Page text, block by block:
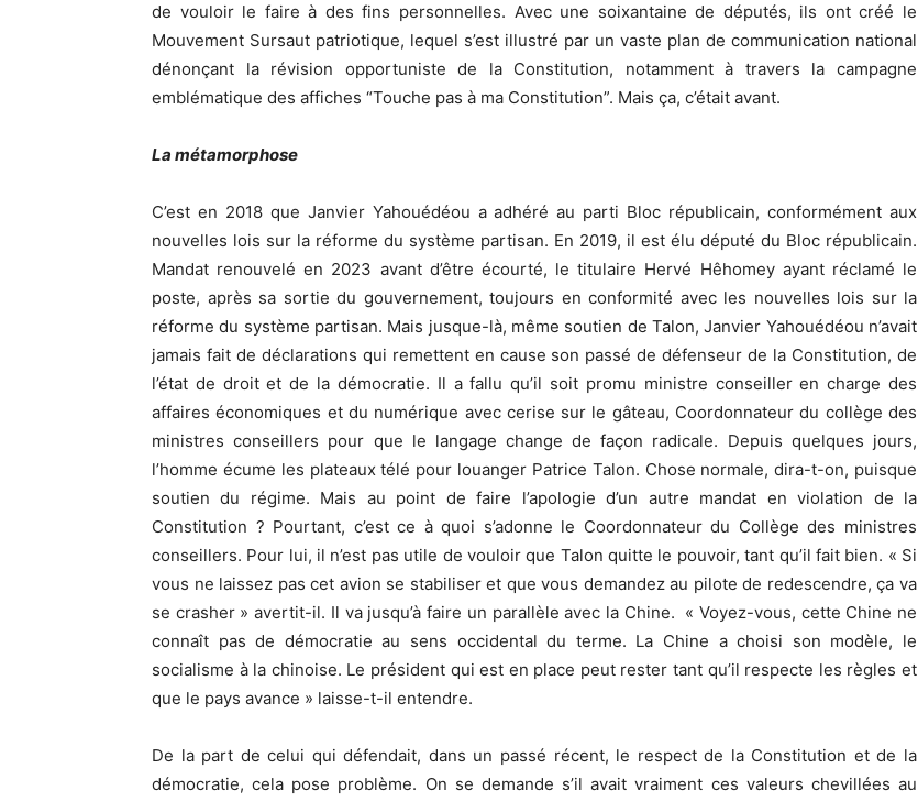
de vouloir le faire à des fins personnelles. Avec une soixantaine de députés, ils ont créé le
Mouvement Sursaut patriotique, lequel s’est illustré par un vaste plan de communication national
dénonçant la révision opportuniste de la Constitution, notamment à travers la campagne
emblématique des affiches “Touche pas à ma Constitution”. Mais ça, c’était avant.
La métamorphose
C’est en 2018 que Janvier Yahouédéou a adhéré au parti Bloc républicain, conformément aux
nouvelles lois sur la réforme du système partisan. En 2019, il est élu député du Bloc républicain.
Mandat renouvelé en 2023 avant d’être écourté, le titulaire Hervé Hêhomey ayant réclamé le
poste, après sa sortie du gouvernement, toujours en conformité avec les nouvelles lois sur la
réforme du système partisan. Mais jusque-là, même soutien de Talon, Janvier Yahouédéou n’avait
jamais fait de déclarations qui remettent en cause son passé de défenseur de la Constitution, de
l’état de droit et de la démocratie. Il a fallu qu’il soit promu ministre conseiller en charge des
affaires économiques et du numérique avec cerise sur le gâteau, Coordonnateur du collège des
ministres conseillers pour que le langage change de façon radicale. Depuis quelques jours,
l’homme écume les plateaux télé pour louanger Patrice Talon. Chose normale, dira-t-on, puisque
soutien du régime. Mais au point de faire l’apologie d’un autre mandat en violation de la
Constitution ? Pourtant, c’est ce à quoi s’adonne le Coordonnateur du Collège des ministres
conseillers. Pour lui, il n’est pas utile de vouloir que Talon quitte le pouvoir, tant qu’il fait bien. « Si
vous ne laissez pas cet avion se stabiliser et que vous demandez au pilote de redescendre, ça va
se crasher » avertit-il. Il va jusqu’à faire un parallèle avec la Chine. « Voyez-vous, cette Chine ne
connaît pas de démocratie au sens occidental du terme. La Chine a choisi son modèle, le
socialisme à la chinoise. Le président qui est en place peut rester tant qu’il respecte les règles et
que le pays avance » laisse-t-il entendre.
De la part de celui qui défendait, dans un passé récent, le respect de la Constitution et de la
démocratie, cela pose problème. On se demande s’il avait vraiment ces valeurs chevillées au